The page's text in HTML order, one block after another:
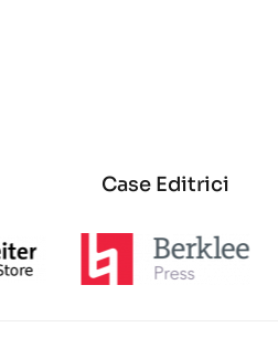
Case Editrici